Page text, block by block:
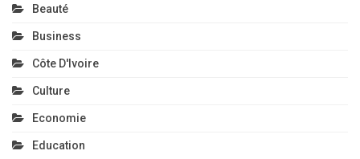
Beauté
Business
Côte D'Ivoire
Culture
Economie
Education